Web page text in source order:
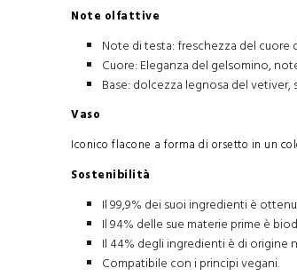
Note olfattive
Note di testa: freschezza del
Cuore: Eleganza del gelsomino,
Base: dolcezza legnosa del
Vaso
Iconico flacone a forma di orsetto in un
Sostenibilità
Il 99,9% dei suoi ingredienti è
Il 94% delle sue materie prime è
Il 44% degli ingredienti è di origine
Compatibile con i principi vegani.